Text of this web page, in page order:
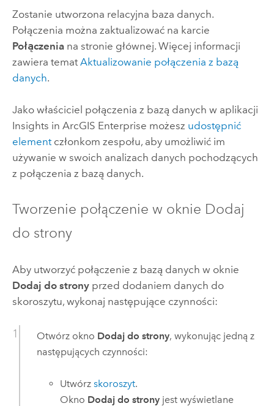
Zostanie utworzona relacyjna baza danych.
Połączenia można zaktualizować na karcie
Połączeniana stronie głównej. Więcej informacji
zawiera temat Aktualizowanie połączenia z bazą
danych.
Jako właściciel połączenia z bazą danych w aplikacji
Insights in ArcGIS Enterprise możesz udostępnić
elementczłonkom zespołu, aby umożliwić im
używanie w swoich analizach danych pochodzących
z połączenia z bazą danych.
Tworzenie połączenie w oknie Dodaj
do strony
Aby utworzyć połączenie z bazą danych w oknie
Dodaj do stronyprzed dodaniem danych do
skoroszytu, wykonaj następujące czynności:
Otwórz okno Dodaj do strony, wykonując jedną z
następujących czynności:
Utwórzskoroszyt.
Okno Dodaj do strony jest wyświetlane